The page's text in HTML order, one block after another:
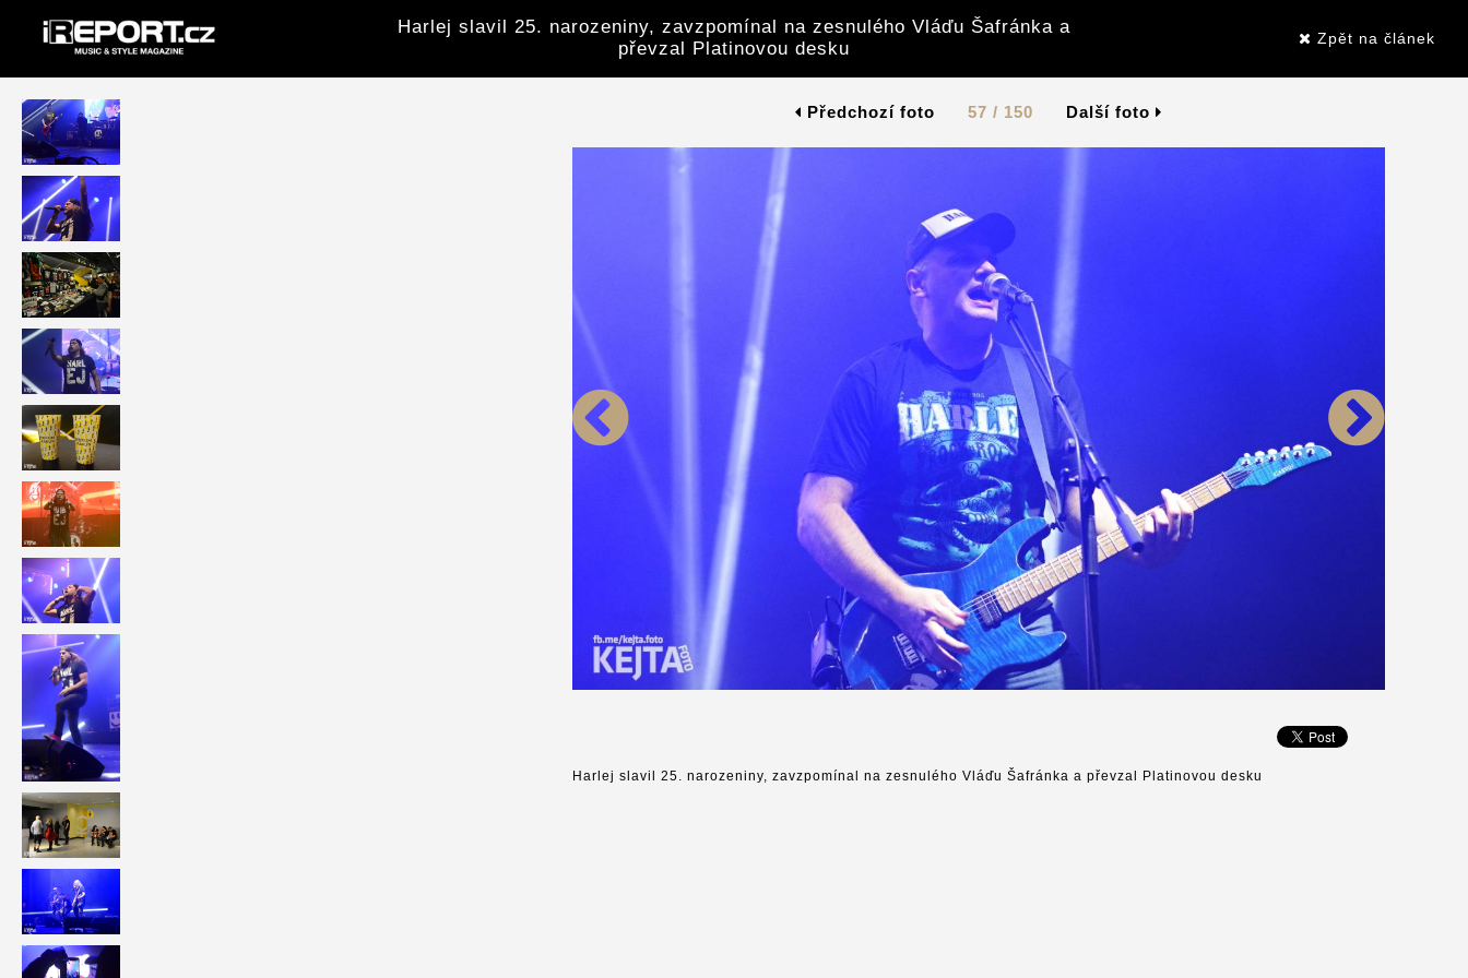
Harlej slavil 25. narozeniny, zavzpomínal na zesnulého Vláďu Šafránka a
převzal Platinovou desku
Zpět na článek
Předchozí foto 57 / 150 Další foto
Harlej slavil 25. narozeniny, zavzpomínal na zesnulého Vláďu Šafránka a převzal Platinovou desku